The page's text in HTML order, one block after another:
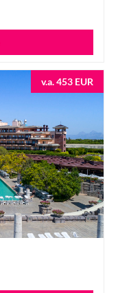
v.a. 453 EUR